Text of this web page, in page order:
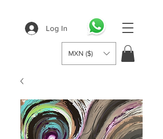
MXN ($)
Log In